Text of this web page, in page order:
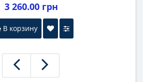
3 260.00 грн
В корзину